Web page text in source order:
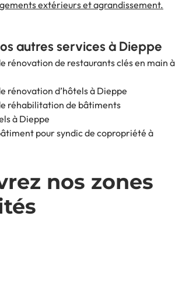
extérieurs et agrandissement.
autres services à Dieppe
rénovation de restaurants clés en main à
rénovation d’hôtels à Dieppe
réhabilitation de bâtiments
à Dieppe
pour syndic de copropriété à
nos zones